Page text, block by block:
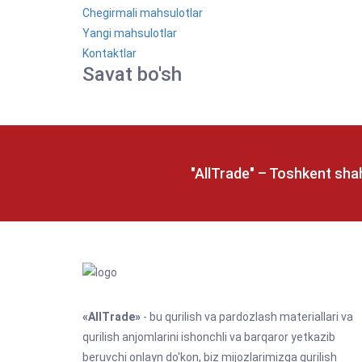
Chegirmali mahsulotlar
Yangi mahsulotlar
Kontaktlar
Savat bo'sh
"AllTrade" – Toshkent
«AllTrade» - bu qurilish va pardozlash materiallari va
qurilish anjomlarini ishonchli va barqaror yetkazib
beruvchi onlayn do'kon, biz mijozlarimizga qurilish